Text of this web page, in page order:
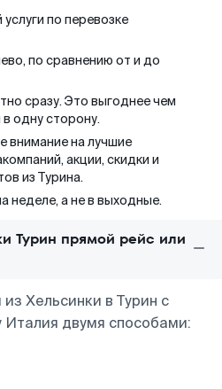
по перевозке
по сравнению от и до
сразу. Это выгоднее чем
одну сторону.
внимание на лучшие
акции, скидки и
из Турина.
неделе, а не в выходные.
Турин прямой рейс или
Хельсинки в Турин с
Италия двумя способами: